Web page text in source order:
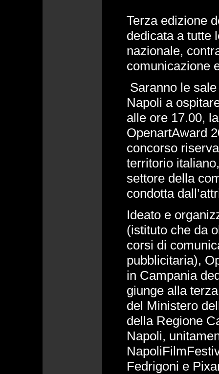
Terza edizione
dedicata a tutte
nazionale,
comunicazione
Saranno le
Napoli a
alle ore 17.00,
OpenartAward
concorso
territorio
settore della
condotta
Ideato e
(istituto che da
corsi di
pubblicitaria),
in Campania
giunge alla
del Ministero
della Regione
Napoli,
Fedrigoni e